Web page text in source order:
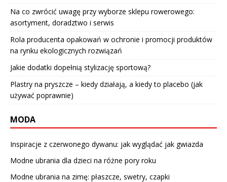
Na co zwrócić uwagę przy wyborze sklepu rowerowego:
asortyment, doradztwo i serwis
Rola producenta opakowań w ochronie i promocji produktów
na rynku ekologicznych rozwiązań
Jakie dodatki dopełnią stylizację sportową?
Plastry na pryszcze – kiedy działają, a kiedy to placebo (jak
używać poprawnie)
MODA
Inspiracje z czerwonego dywanu: jak wyglądać jak gwiazda
Modne ubrania dla dzieci na różne pory roku
Modne ubrania na zimę: płaszcze, swetry, czapki